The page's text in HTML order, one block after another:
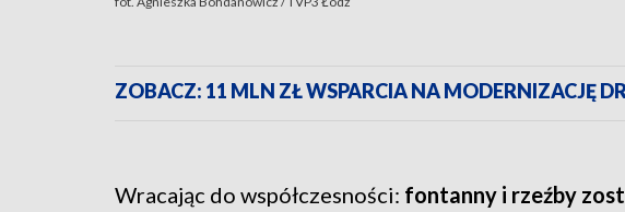
ZOBACZ: 11 MLN ZŁ WSPARCIA NA MODERNIZACJĘ
Wracając do współczesności: fontanny i rzeźby